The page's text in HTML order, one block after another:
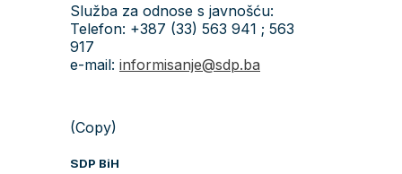
Služba za odnose s javnošću:
Telefon: +387 (33) 563 941 ; 563
917
e-mail: informisanje@sdp.ba
(Copy)
SDP BiH